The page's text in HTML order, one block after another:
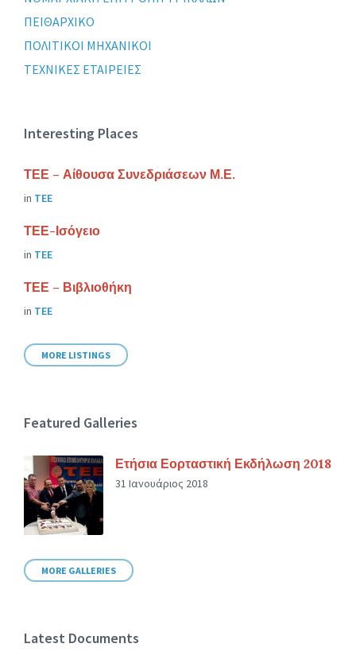
ΠΕΙΘΑΡΧΙΚΟ
ΠΟΛΙΤΙΚΟΙ ΜΗΧΑΝΙΚΟΙ
ΤΕΧΝΙΚΕΣ ΕΤΑΙΡΕΙΕΣ
Interesting Places
ΤΕΕ – Αίθουσα Συνεδριάσεων Μ.Ε.
in ΤΕΕ
ΤΕΕ-Ισόγειο
in ΤΕΕ
ΤΕΕ – Βιβλιοθήκη
in ΤΕΕ
MORE LISTINGS
Featured Galleries
Ετήσια Εορταστική Εκδήλωση 2018
31 Ιανουάριος 2018
MORE GALLERIES
Latest Documents